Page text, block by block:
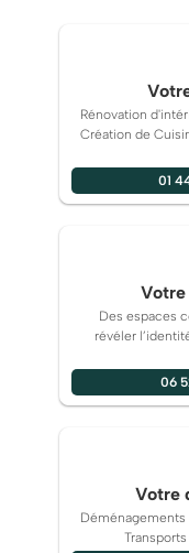
Rénovation
Création de
01
Des espaces
révéler
06
Votre